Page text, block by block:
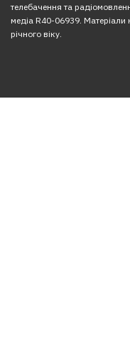
телебачення та
медіа R40-06939. Матеріали
річного віку.